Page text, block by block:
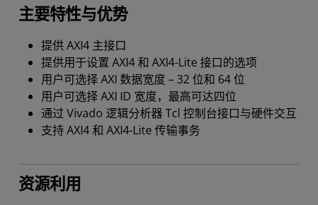
主要特性与优势
提供 AXI4 主接口
提供用于设置 AXI4 和 AXI4-Lite 接口的选项
用户可选择 AXI 数据宽度 – 32 位和 64 位
用户可选择 AXI ID 宽度，最高可达四位
通过 Vivado 逻辑分析器 Tcl 控制台接口与硬件交互
支持 AXI4 和 AXI4-Lite 传输事务
资源利用